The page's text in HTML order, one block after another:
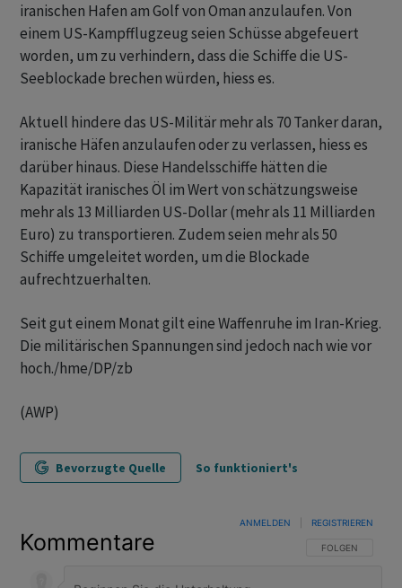
iranischen Hafen am Golf von Oman anzulaufen. Von
einem US-Kampfflugzeug seien Schüsse abgefeuert
worden, um zu verhindern, dass die Schiffe die US-
Seeblockade brechen würden, hiess es.
Aktuell hindere das US-Militär mehr als 70 Tanker daran,
iranische Häfen anzulaufen oder zu verlassen, hiess es
darüber hinaus. Diese Handelsschiffe hätten die
Kapazität iranisches Öl im Wert von schätzungsweise
mehr als 13 Milliarden US-Dollar (mehr als 11 Milliarden
Euro) zu transportieren. Zudem seien mehr als 50
Schiffe umgeleitet worden, um die Blockade
aufrechtzuerhalten.
Seit gut einem Monat gilt eine Waffenruhe im Iran-Krieg.
Die militärischen Spannungen sind jedoch nach wie vor
hoch./hme/DP/zb
(AWP)
Bevorzugte Quelle So funktioniert's
Kommentare FOLGE DIESER
FOLGEN
ANMELDEN REGISTRIEREN